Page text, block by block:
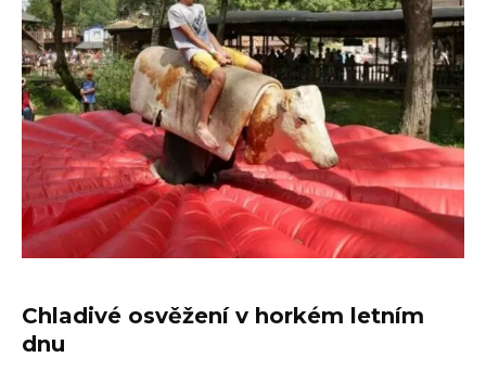
Chladivé osvěžení v horkém letním
dnu